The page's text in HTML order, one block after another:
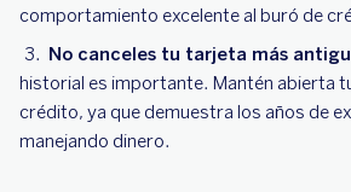
comportamiento excelente al buró de
No canceles tu tarjeta más
historial es importante. Mantén abierta
crédito, ya que demuestra los años de
manejando dinero.